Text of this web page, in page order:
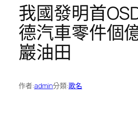
我國發明首
德汽車零件個
巖油田
作者:admin分類:歌名